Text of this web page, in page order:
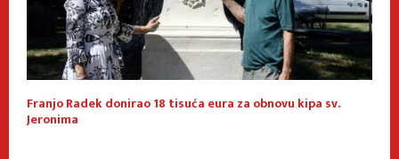
Franjo Radek donirao 18 tisuća eura za obnovu kipa sv.
Jeronima